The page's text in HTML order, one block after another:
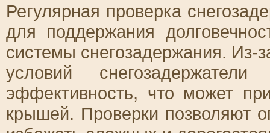
Регулярная проверка
для поддержания
системы снегозадержания. Из-
условий
эффективность, что может
крышей. Проверки позволяют